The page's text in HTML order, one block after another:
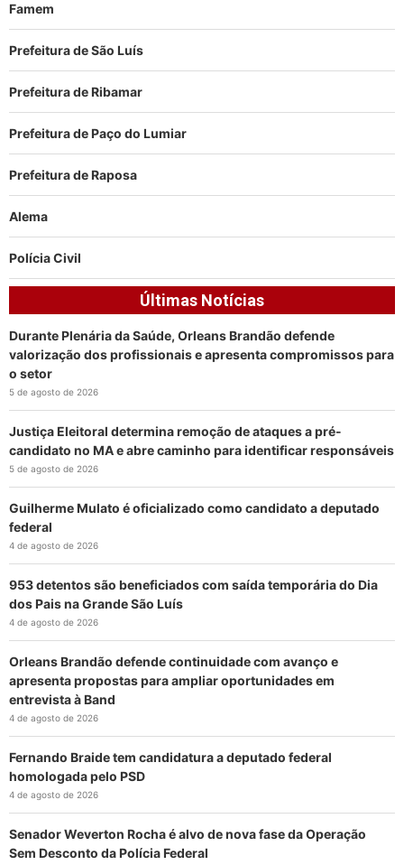
Famem
Prefeitura de São Luís
Prefeitura de Ribamar
Prefeitura de Paço do Lumiar
Prefeitura de Raposa
Alema
Polícia Civil
Últimas Notícias
Durante Plenária da Saúde, Orleans Brandão defende
valorização dos profissionais e apresenta compromissos para
o setor
5 de agosto de 2026
Justiça Eleitoral determina remoção de ataques a pré-
candidato no MA e abre caminho para identificar responsáveis
5 de agosto de 2026
Guilherme Mulato é oficializado como candidato a deputado
federal
4 de agosto de 2026
953 detentos são beneficiados com saída temporária do Dia
dos Pais na Grande São Luís
4 de agosto de 2026
Orleans Brandão defende continuidade com avanço e
apresenta propostas para ampliar oportunidades em
entrevista à Band
4 de agosto de 2026
Fernando Braide tem candidatura a deputado federal
homologada pelo PSD
4 de agosto de 2026
Senador Weverton Rocha é alvo de nova fase da Operação
Sem Desconto da Polícia Federal